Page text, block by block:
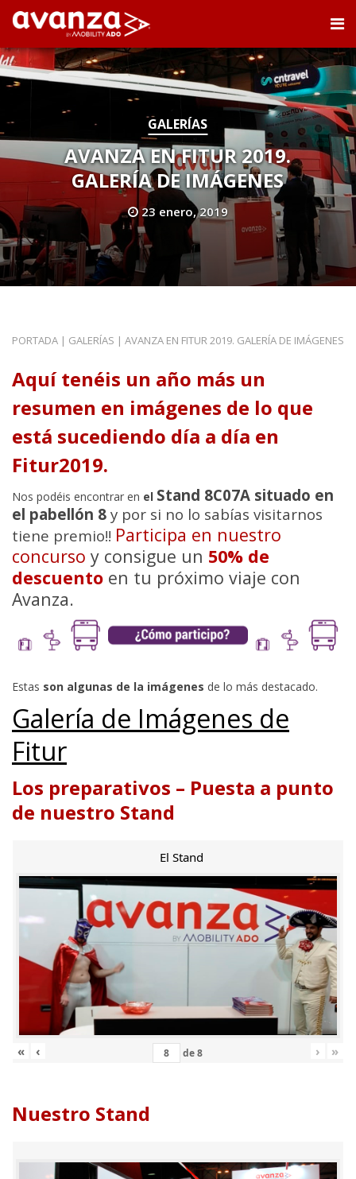
GALERÍAS
AVANZA EN FITUR 2019.
GALERÍA DE IMÁGENES
23 enero, 2019
PORTADA | GALERÍAS | AVANZA EN FITUR 2019. GALERÍA DE IMÁGENES
Aquí tenéis un año más un
resumen en imágenes de lo que
está sucediendo día a día en
Fitur2019.
Nos podéis encontrar en el Stand 8C07A situado en
el pabellón 8 y por si no lo sabías visitarnos
tiene premio!! Participa en nuestro
concurso y consigue un 50% de
descuento en tu próximo viaje con
Avanza.
Estas son algunas de la imágenes de lo más destacado.
Galería de Imágenes de
Fitur
Los preparativos – Puesta a punto
de nuestro Stand
El Stand
« ‹ de8 › »
Nuestro Stand